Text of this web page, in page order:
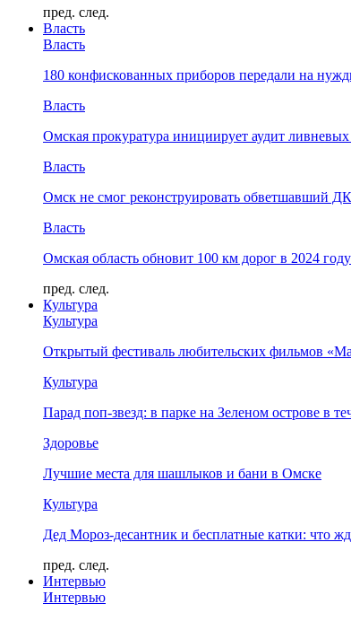
пред. след.
Власть
Власть
180 конфискованных приборов передали на
Власть
Омская прокуратура инициирует аудит ливневых
Власть
Омск не смог реконструировать обветшавший
Власть
Омская область обновит 100 км дорог в 2024 году
пред. след.
Культура
Культура
Открытый фестиваль любительских фильмов
Культура
Парад поп-звезд: в парке на Зеленом острове в
Здоровье
Лучшие места для шашлыков и бани в Омске
Культура
Дед Мороз-десантник и бесплатные катки: что
пред. след.
Интервью
Интервью